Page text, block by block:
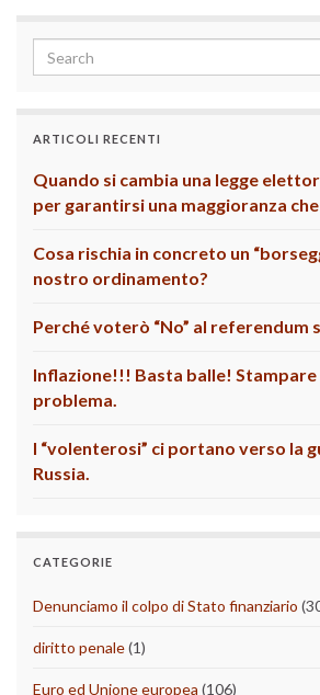
ARTICOLI RECENTI
Quando si cambia una legge
per garantirsi una maggioranza che
Cosa rischia in concreto un
nostro ordinamento?
Perché voterò “No” al referendum
Inflazione!!! Basta balle! Stampare
problema.
I “volenterosi” ci portano verso la
Russia.
CATEGORIE
Denunciamo il colpo di Stato finanziario
diritto penale(1)
Euro ed Unione europea (106)